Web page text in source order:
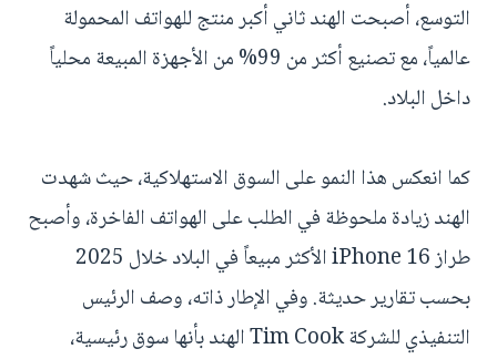
التوسع، أصبحت الهند ثاني أكبر منتج للهواتف المحمولة
عالمياً، مع تصنيع أكثر من 99% من الأجهزة المبيعة محلياً
داخل البلاد.
كما انعكس هذا النمو على السوق الاستهلاكية، حيث شهدت
الهند زيادة ملحوظة في الطلب على الهواتف الفاخرة، وأصبح
طراز iPhone 16 الأكثر مبيعاً في البلاد خلال 2025
بحسب تقارير حديثة. وفي الإطار ذاته، وصف الرئيس
التنفيذي للشركة Tim Cook الهند بأنها سوق رئيسية،